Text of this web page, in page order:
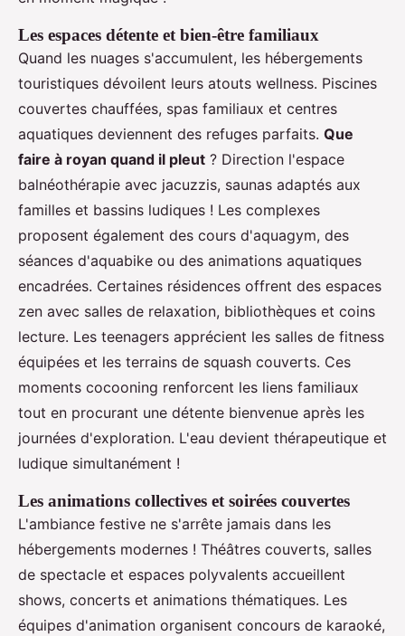
Les espaces détente et bien-être familiaux
Quand les nuages s'accumulent, les hébergements
touristiques dévoilent leurs atouts wellness. Piscines
couvertes chauffées, spas familiaux et centres
aquatiques deviennent des refuges parfaits. Que
faire à royan quand il pleut ? Direction l'espace
balnéothérapie avec jacuzzis, saunas adaptés aux
familles et bassins ludiques ! Les complexes
proposent également des cours d'aquagym, des
séances d'aquabike ou des animations aquatiques
encadrées. Certaines résidences offrent des espaces
zen avec salles de relaxation, bibliothèques et coins
lecture. Les teenagers apprécient les salles de fitness
équipées et les terrains de squash couverts. Ces
moments cocooning renforcent les liens familiaux
tout en procurant une détente bienvenue après les
journées d'exploration. L'eau devient thérapeutique et
ludique simultanément !
Les animations collectives et soirées couvertes
L'ambiance festive ne s'arrête jamais dans les
hébergements modernes ! Théâtres couverts, salles
de spectacle et espaces polyvalents accueillent
shows, concerts et animations thématiques. Les
équipes d'animation organisent concours de karaoké,